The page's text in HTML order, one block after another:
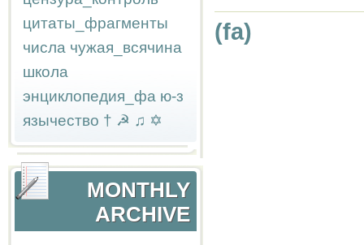
цитаты_фрагменты
числа чужая_всячина
школа
энциклопедия_фа ю-з
язычество † ☭ ♫ ✡
MONTHLY
ARCHIVE
(fa)